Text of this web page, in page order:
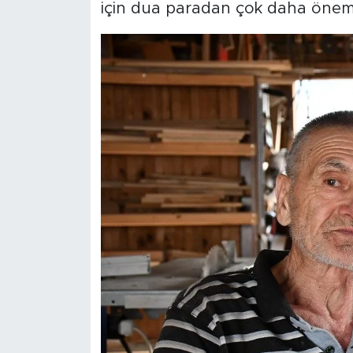
için dua paradan çok daha